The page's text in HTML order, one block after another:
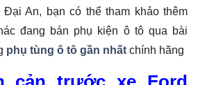
An, bạn có thể tham khảo thêm
đang bán phụ kiện ô tô qua bài
phụ tùng ô tô gần nhất chính hãng